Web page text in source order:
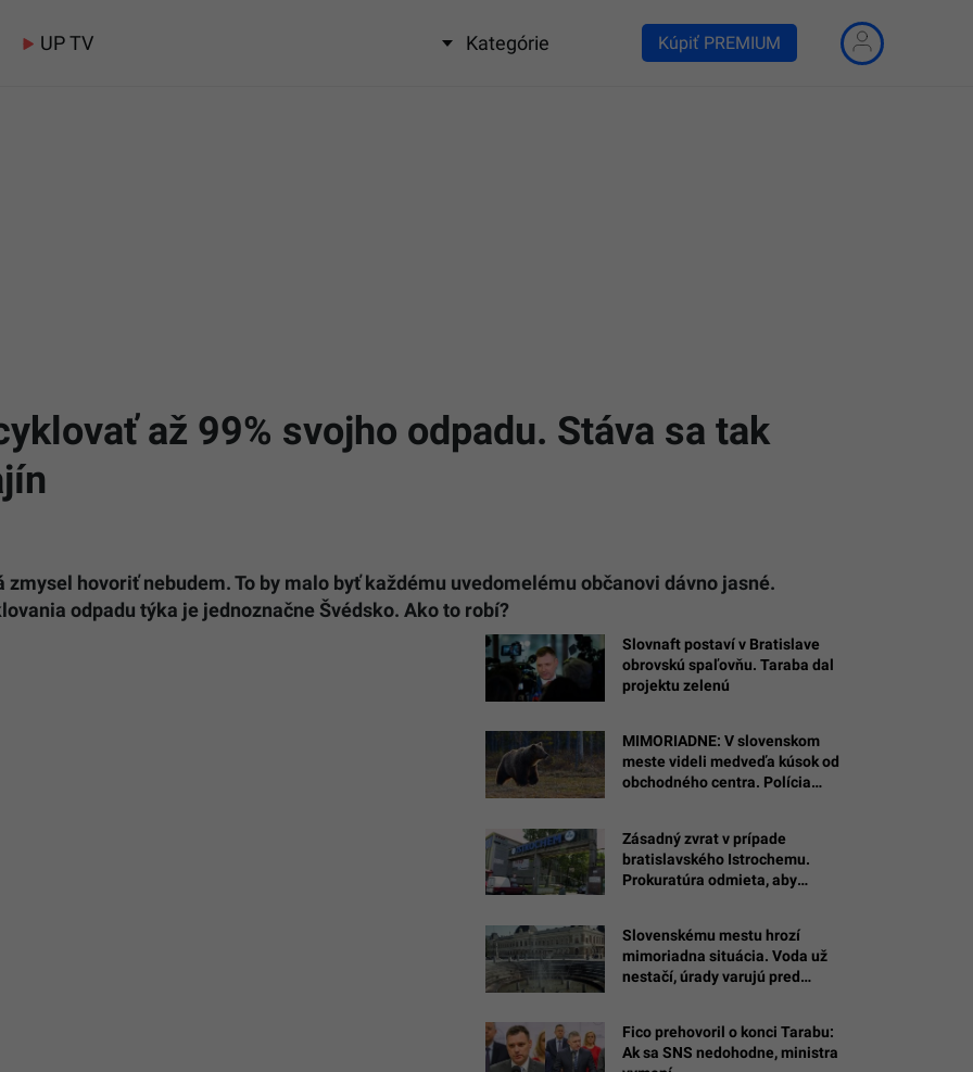
UP TV Kategórie Kúpiť PREMIUM
až 99% svojho odpadu. Stáva sa tak
hovoriť nebudem. To by malo byť každému uvedomelému občanovi dávno jasné.
odpadu týka je jednoznačne Švédsko. Ako to robí?
Slovnaft postaví v Bratislave
obrovskú spaľovňu. Taraba dal
projektu zelenú
MIMORIADNE: V slovenskom
meste videli medveďa kúsok od
obchodného centra. Polícia
Zásadný zvrat v prípade
bratislavského Istrochemu.
Prokuratúra odmieta, aby
Slovenskému mestu hrozí
mimoriadna situácia. Voda už
nestačí, úrady varujú pred
Fico prehovoril o konci Tarabu:
Ak sa SNS nedohodne, ministra